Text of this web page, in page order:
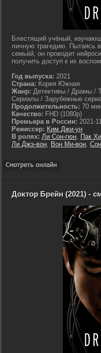
Блестящий учёный,
личную трагедию. Пытаясь
семьёй, он проводит
получить доступ к их
Год выпуска: 2021
Страна: Корея Южная
Жанр: Детективы / Драмы /
Сериалы / Зарубежные
Продолжительность: 70
Качество: FHD (1080p)
Премьера в России: 2021-
Режиссер: Ким Джи-ун
В ролях: Ли Сон-гюн, Пак
Ли Джэ-вон, Вон Ми-вон,
Доктор Брейн (2021) -